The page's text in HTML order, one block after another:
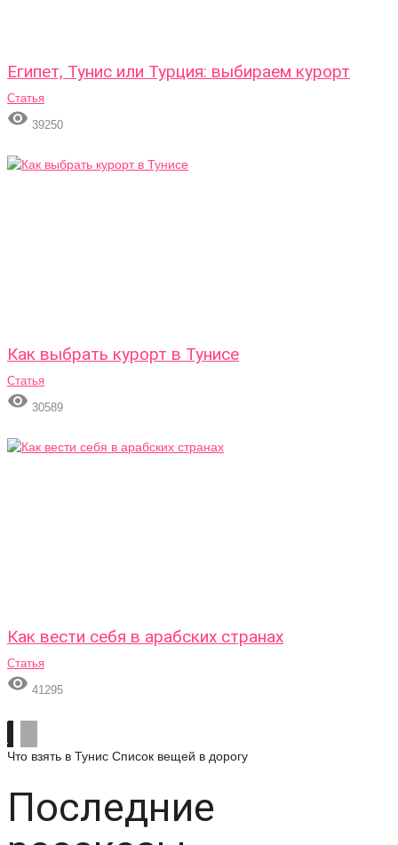
Египет, Тунис или Турция: выбираем курорт
Статья
 39250
Как выбрать курорт в Тунисе
Статья
 30589
Как вести себя в арабских странах
Статья
 41295
Что взять в Тунис Список вещей в дорогу
Последние